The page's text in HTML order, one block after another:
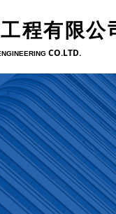
程有限公
CO.LTD.